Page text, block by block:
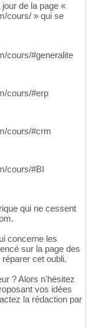
de la page «
cours/ » qui se
cours/#generalite
cours/#erp
cours/#crm
cours/#BI
qui ne cessent
concerne les
sur la page des
cet oubli.
? Alors n'hésitez
vos idées
la rédaction par